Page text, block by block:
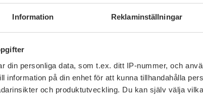
Information Reklaminställningar
din personliga data, som t.ex. ditt IP-nummer, och
information på din enhet för att kunna tillhandahålla
och produktutveckling. Du kan själv välja
kommentera